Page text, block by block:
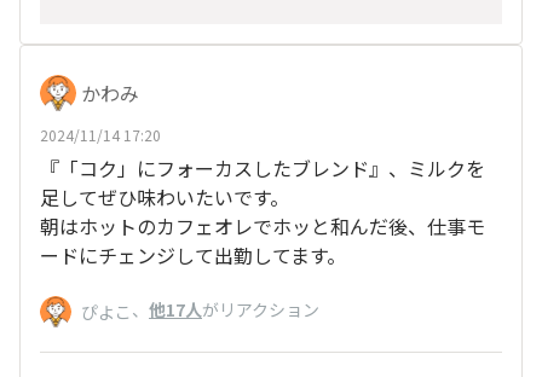
かわみ
2024/11/14 17:20
『「コク」にフォーカスしたブレンド』、ミルクを
足してぜひ味わいたいです。
朝はホットのカフェオレでホッと和んだ後、仕事モ
ードにチェンジして出勤してます。
ぴよこ 、 他17人がリアクション